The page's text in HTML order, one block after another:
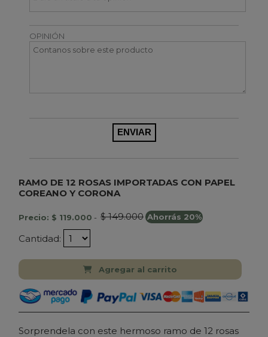
OPINIÓN
RAMO DE 12 ROSAS IMPORTADAS CON PAPEL
COREANO Y CORONA
Precio: $ 119.000 - $ 149.000 Ahorrás 20%
Cantidad:
Agregar al carrito
Sorprendela con este hermoso ramo de 12 rosas